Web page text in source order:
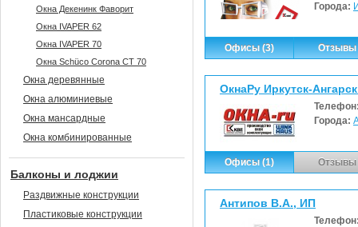
Города:
Офисы (3) Отзывы
ОкнаРу Иркутск-
Города:
Офисы (1) Отзывы
Антипов В.А., ИП
Окна Декенинк Фаворит
Окна IVAPER 62
Окна IVAPER 70
Окна Sсhüco Corona CT 70
Окна деревянные
Окна алюминиевые
Окна мансардные
Окна комбинированные
Балконы и лоджии
Раздвижные конструкции
Пластиковые конструкции